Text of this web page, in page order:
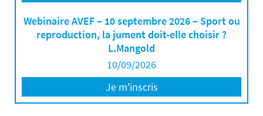
Webinaire AVEF – 10 septembre 2026 – Sport ou
reproduction, la jument doit-elle choisir ?
L.Mangold
10/09/2026
Je m'inscris